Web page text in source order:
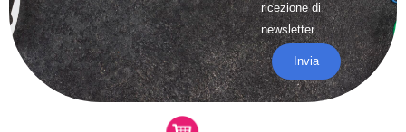
ricezione di
newsletter
Invia